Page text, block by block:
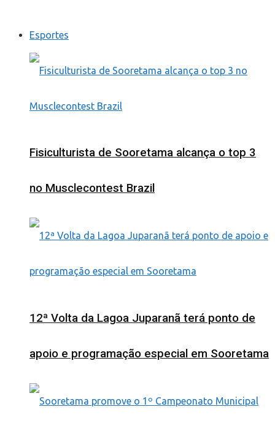
Esportes
Fisiculturista de Sooretama alcança o top 3
no Musclecontest Brazil
12ª Volta da Lagoa Juparanã terá ponto de
apoio e programação especial em Sooretama